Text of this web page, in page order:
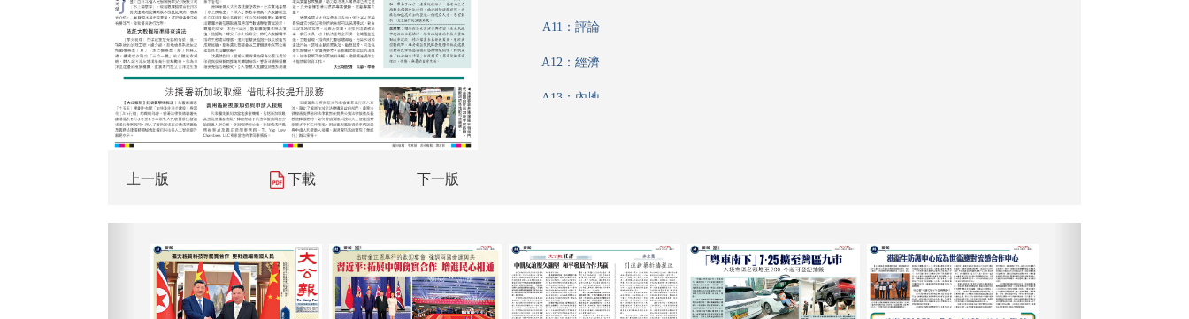
上一版 下載 下一版
A11：評論
A12：經濟
A13：內地
A18：教育
A19：體育